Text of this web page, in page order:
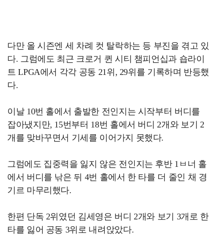
다만 올 시즌엔 세 차례 컷 탈락하는 등 부진을 겪고 있
다. 그럼에도 최근 크로거 퀸 시티 챔피언십과 숍라이
트 LPGA에서 각각 공동 21위, 29위를 기록하며 반등했
다.
이날 10번 홀에서 출발한 전인지는 시작부터 버디를
잡아냈지만, 15번부터 18번 홀에서 버디 2개와 보기 2
개를 맞바꾸면서 기세를 이어가지 못했다.
그럼에도 집중력을 잃지 않은 전인지는 후반 1ㅂ너 홀
에서 버디를 낚은 뒤 4번 홀에서 한 타를 더 줄인 채 경
기르 마무리했다.
한편 단독 2위였던 김세영은 버디 2개와 보기 3개로 한
타를 잃어 공동 3위로 내려앉았다.